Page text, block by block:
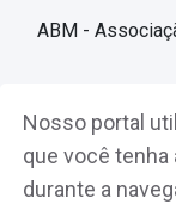
Nosso portal
que você tenha
durante a
ABM -